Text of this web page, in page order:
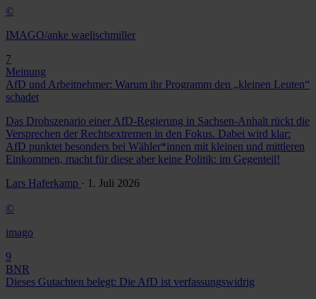
©
IMAGO/anke waelischmiller
7
Meinung
AfD und Arbeitnehmer: Warum ihr Programm den „kleinen Leuten“
schadet
Das Drohszenario einer AfD-Regierung in Sachsen-Anhalt rückt die
Versprechen der Rechtsextremen in den Fokus. Dabei wird klar:
AfD punktet besonders bei Wähler*innen mit kleinen und mittleren
Einkommen, macht für diese aber keine Politik: im Gegenteil!
Lars Haferkamp · 1. Juli 2026
©
imago
9
BNR
Dieses Gutachten belegt: Die AfD ist verfassungswidrig